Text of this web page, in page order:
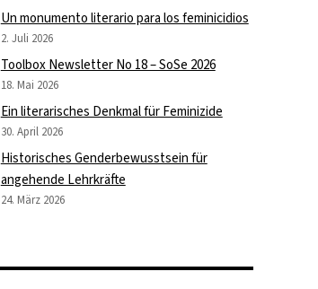
Un monumento literario para los feminicidios
2. Juli 2026
Toolbox Newsletter No 18 – SoSe 2026
18. Mai 2026
Ein literarisches Denkmal für Feminizide
30. April 2026
Historisches Genderbewusstsein für
angehende Lehrkräfte
24. März 2026